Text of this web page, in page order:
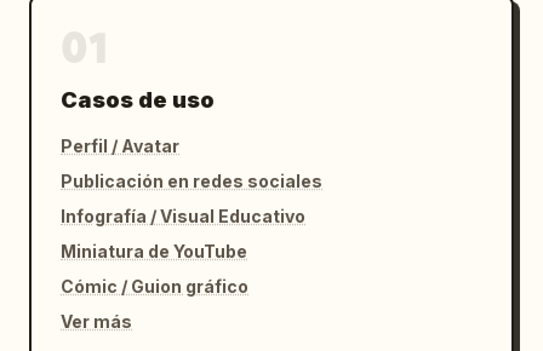
Casos de uso
Perfil / Avatar
Publicación en redes sociales
Infografía / Visual Educativo
Miniatura de YouTube
Cómic / Guion gráfico
Ver más